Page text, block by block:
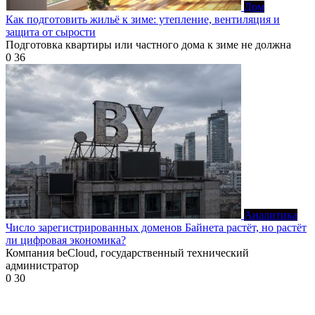
Дом
Как подготовить жильё к зиме: утепление, вентиляция и
защита от сырости
Подготовка квартиры или частного дома к зиме не должна
0 36
Аналитика
Число зарегистрированных доменов Байнета растёт, но растёт
ли цифровая экономика?
Компания beCloud, государственный технический
администратор
0 30